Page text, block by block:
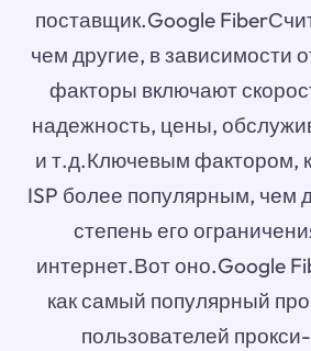
поставщик.Google
чем другие, в зависимости
факторы включают
надежность, цены,
и т.д.Ключевым фактором,
ISP более популярным, чем
степень его
интернет.Вот оно.Google
как самый популярный
пользователей